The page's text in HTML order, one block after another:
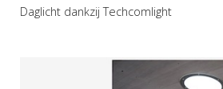
Daglicht dankzij Techcomlight